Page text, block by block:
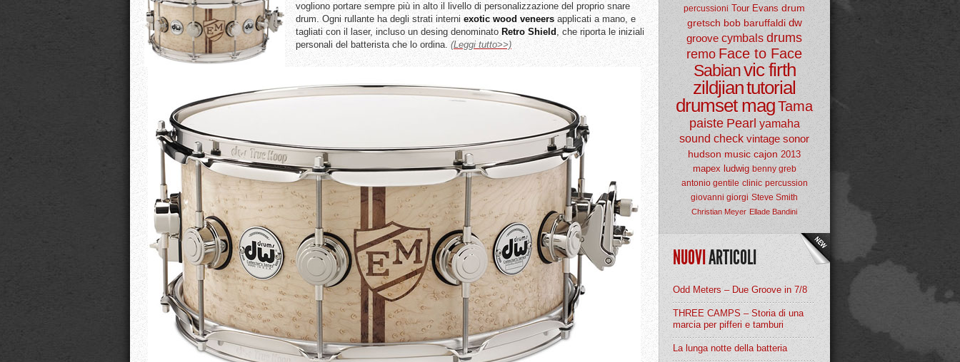
vogliono portare sempre più in alto il livello di personalizzazione del proprio snare
drum. Ogni rullante ha degli strati interniexotic wood veneersapplicati a mano, e
tagliati con il laser, incluso un desing denominato Retro Shield , che riporta le iniziali
personali del batterista che lo ordina. (Leggi tutto>>)
percussioni Tour Evans drum
gretsch bob baruffaldi dw
groove cymbals drums
remo Face to Face
Sabianvic firth
zildjiantutorial
drumset magTama
paiste Pearl yamaha
sound check vintage sonor
hudson music cajon 2013
mapex ludwig benny greb
antonio gentile clinic percussion
giovanni giorgi Steve Smith
Christian Meyer Ellade Bandini
NUOVIARTICOLI
Odd Meters – Due Groove in 7/8
THREE CAMPS – Storia di una
marcia per pifferi e tamburi
La lunga notte della batteria